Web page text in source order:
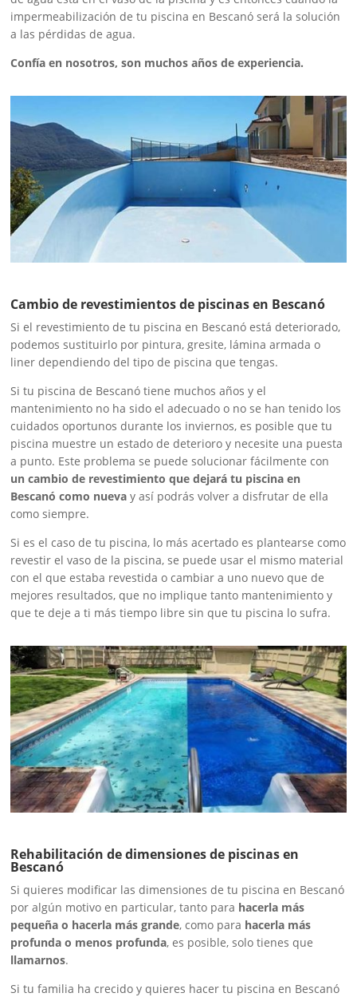
impermeabilización de tu piscina en Bescanó será la solución
a las pérdidas de agua.
Confía en nosotros, son muchos años de experiencia.
Cambio de revestimientos de piscinas en Bescanó
Si el revestimiento de tu piscina en Bescanó está deteriorado,
podemos sustituirlo por pintura, gresite, lámina armada o
liner dependiendo del tipo de piscina que tengas.
Si tu piscina de Bescanó tiene muchos años y el
mantenimiento no ha sido el adecuado o no se han tenido los
cuidados oportunos durante los inviernos, es posible que tu
piscina muestre un estado de deterioro y necesite una puesta
a punto. Este problema se puede solucionar fácilmente con
un cambio de revestimiento que dejará tu piscina en
Bescanó como nueva y así podrás volver a disfrutar de ella
como siempre.
Si es el caso de tu piscina, lo más acertado es plantearse como
revestir el vaso de la piscina, se puede usar el mismo material
con el que estaba revestida o cambiar a uno nuevo que de
mejores resultados, que no implique tanto mantenimiento y
que te deje a ti más tiempo libre sin que tu piscina lo sufra.
Rehabilitación de dimensiones de piscinas en
Bescanó
Si quieres modificar las dimensiones de tu piscina en Bescanó
por algún motivo en particular, tanto para hacerla más
pequeña o hacerla más grande, como para hacerla más
profunda o menos profunda, es posible, solo tienes que
llamarnos.
Si tu familia ha crecido y quieres hacer tu piscina en Bescanó